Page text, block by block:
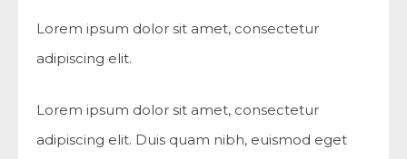
Lorem ipsum dolor sit amet, consectetur
adipiscing elit.
Lorem ipsum dolor sit amet, consectetur
adipiscing elit. Duis quam nibh, euismod eget